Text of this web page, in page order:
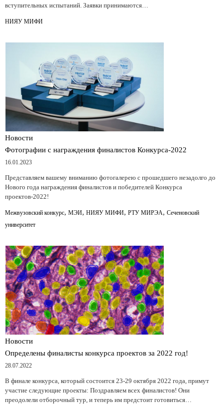
вступительных испытаний. Заявки принимаются…
НИЯУ МИФИ
Новости
Фотографии с награждения финалистов Конкурса-2022
16.01.2023
Представляем вашему вниманию фотогалерею с прошедшего незадолго до
Нового года награждения финалистов и победителей Конкурса
проектов-2022!
Межвузовский конкурс, МЭИ, НИЯУ МИФИ, РТУ МИРЭА, Сеченовский
университет
Новости
Определены финалисты конкурса проектов за 2022 год!
28.07.2022
В финале конкурса, который состоится 23-29 октября 2022 года, примут
участие следующие проекты: Поздравляем всех финалистов! Они
преодолели отборочный тур, и теперь им предстоит готовиться…